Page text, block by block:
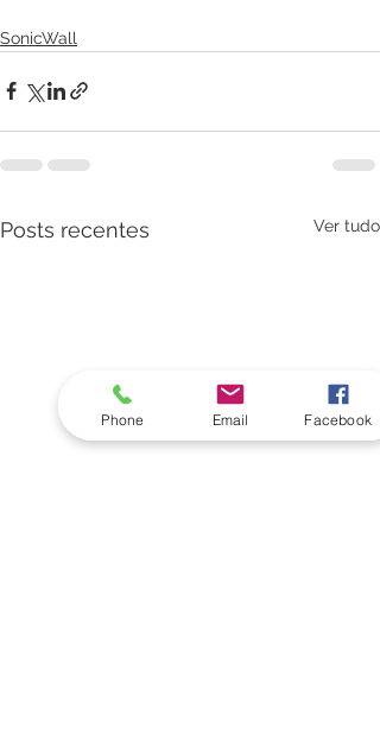
SonicWall
Posts recentes Ver tudo
Phone Email Facebook